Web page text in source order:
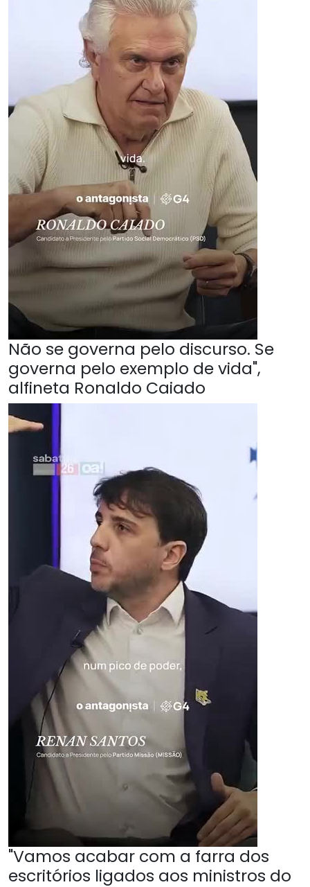
Não se governa pelo discurso. Se
governa pelo exemplo de vida",
alfineta Ronaldo Caiado
"Vamos acabar com a farra dos
escritórios ligados aos ministros do